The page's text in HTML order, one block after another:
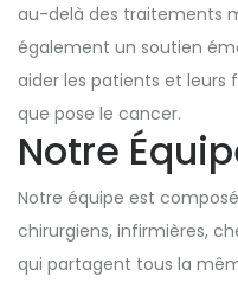
au-delà des traitements
également un soutien
aider les patients et leurs
que pose le cancer.
Notre
Notre équipe est
chirurgiens, infirmières,
qui partagent tous la